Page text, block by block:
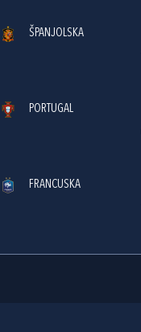
ŠPANJOLSKA
PORTUGAL
FRANCUSKA